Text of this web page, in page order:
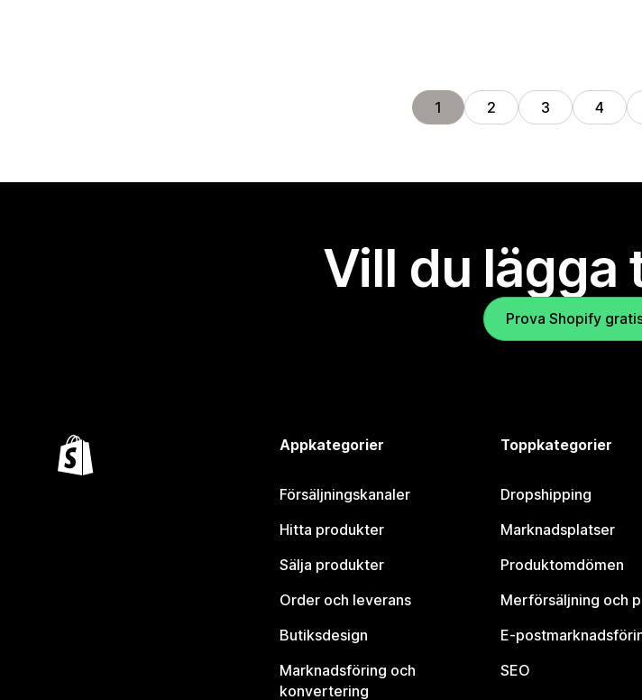
1 2 3 4
Vill du lägga
Prova Shopify
Appkategorier
Försäljningskanaler
Hitta produkter
Sälja produkter
Order och leverans
Butiksdesign
Marknadsföring och
konvertering
Toppkategorier
Dropshipping
Marknadsplatser
Produktomdömen
Merförsäljning och
E-
SEO